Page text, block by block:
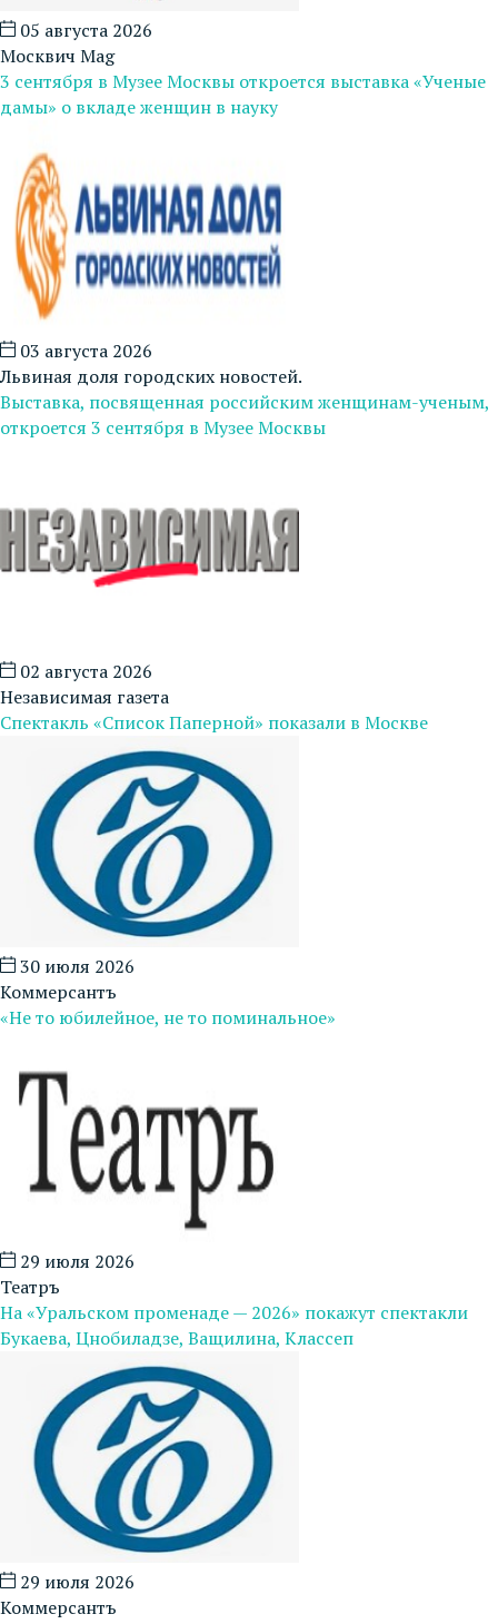
05 августа 2026
Москвич Mag
3 сентября в Музее Москвы откроется выставка «Ученые
дамы» о вкладе женщин в науку
03 августа 2026
Львиная доля городских новостей.
Выставка, посвященная российским женщинам-ученым,
откроется 3 сентября в Музее Москвы
02 августа 2026
Независимая газета
Спектакль «Список Паперной» показали в Москве
30 июля 2026
Коммерсантъ
«Не то юбилейное, не то поминальное»
29 июля 2026
Театръ
На «Уральском променаде — 2026» покажут спектакли
Букаева, Цнобиладзе, Ващилина, Классеп
29 июля 2026
Коммерсантъ